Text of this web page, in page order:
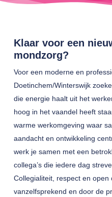
Klaar voor een
mondzorg?
Voor een moderne en
Doetinchem/Winterswijk
die energie haalt uit het
hoog in het vaandel heeft
warme werkomgeving waar
aandacht en ontwikkeling
werk je samen met een
collega’s die iedere dag
Collegialiteit, respect en open
vanzelfsprekend en door de